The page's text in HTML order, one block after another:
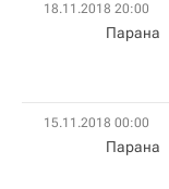
18.11.2018 20:00
Парана
15.11.2018 00:00
Парана